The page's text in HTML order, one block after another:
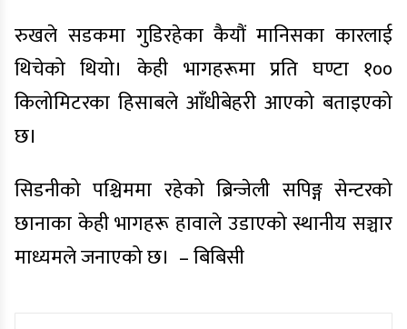
रुखले सडकमा गुडिरहेका कैयौं मानिसका कारलाई
थिचेको थियो। केही भागहरूमा प्रति घण्टा १००
किलोमिटरका हिसाबले आँधीबेहरी आएको बताइएको
छ।
सिडनीको पश्चिममा रहेको ब्रिन्जेली सपिङ्ग सेन्टरको
छानाका केही भागहरू हावाले उडाएको स्थानीय सञ्चार
माध्यमले जनाएको छ। – बिबिसी